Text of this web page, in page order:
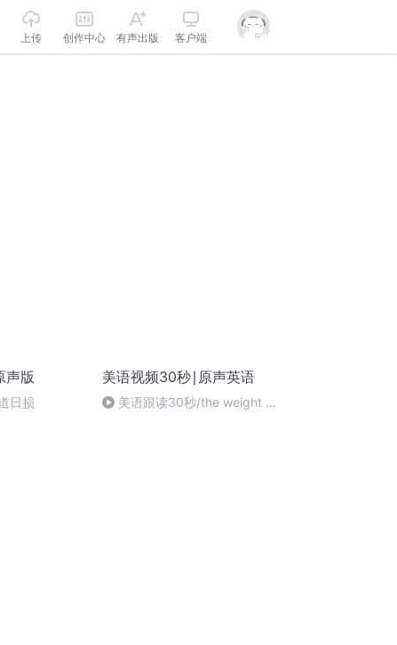
上传 创作中心 有声出版 客户端
声版
日损
美语视频30秒∣原声英语
美语跟读30秒/the weight of